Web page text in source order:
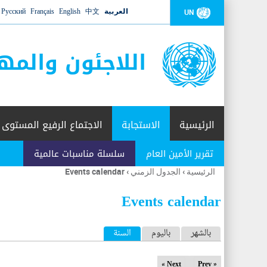
UN العربية 中文
English
Français
Русский
اللاجئون
الرئيسية الاستجابة
تقرير الأمين العام سلسلة مناسبات عالمية
الاجتماع الرفيع المستوى
أنت
هنا
الرئيسية › الجدول الزمني ›
Events calendar
Events calendar
ا
ل
بالشهر باليوم السنة (علامة التبويب النشطة)